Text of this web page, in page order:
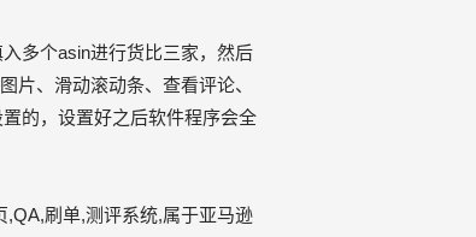
多个asin进行货比三家，然后
片、滑动滚动条、查看评论、
的，设置好之后软件程序会全
刷单,测评系统,属于亚马逊